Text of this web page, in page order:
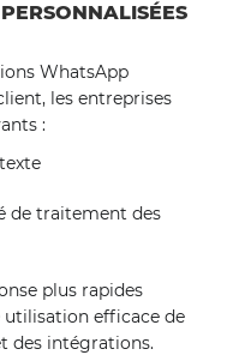
WhatsApp
les entreprises
:
de traitement des
plus rapides
efficace de
des intégrations.